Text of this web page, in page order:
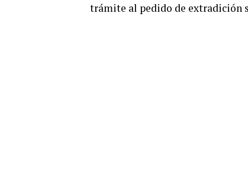
trámite al pedido de extradición